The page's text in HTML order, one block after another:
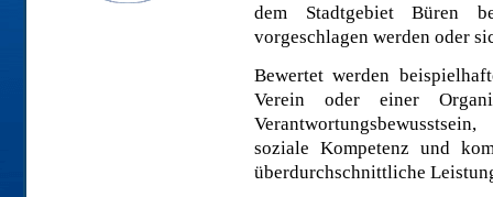
dem Stadtgebiet Büren
vorgeschlagen werden oder
Bewertet werden
Verein oder einer
soziale Kompetenz und
überdurchschnittliche